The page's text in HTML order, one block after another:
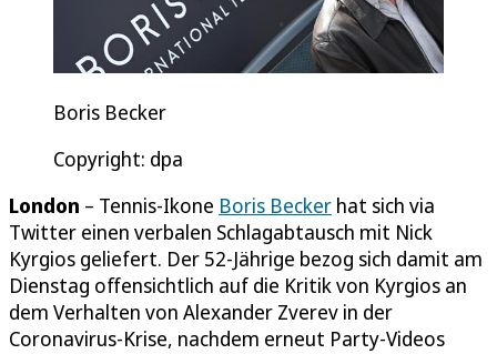
Boris Becker
Copyright: dpa
London – Tennis-Ikone Boris Becker hat sich via
Twitter einen verbalen Schlagabtausch mit Nick
Kyrgios geliefert. Der 52-Jährige bezog sich damit am
Dienstag offensichtlich auf die Kritik von Kyrgios an
dem Verhalten von Alexander Zverev in der
Coronavirus-Krise, nachdem erneut Party-Videos